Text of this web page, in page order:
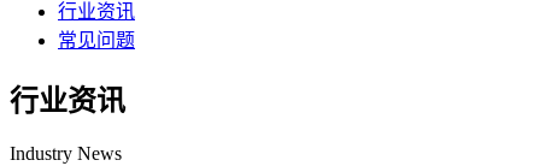
行业资讯
常见问题
行业资讯
Industry News